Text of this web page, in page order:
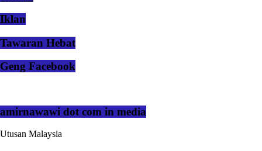
Iklan
Tawaran Hebat
Geng Facebook
amirnawawi dot com in media
Utusan Malaysia